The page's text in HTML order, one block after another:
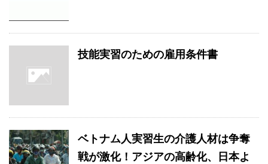
技能実習のための雇用条件書
ベトナム人実習生の介護人材は争奪
戦が激化！アジアの高齢化、日本よ